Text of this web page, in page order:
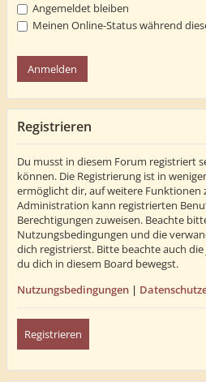
Angemeldet bleiben
Meinen Online-Status während
Registrieren
Du musst in diesem Forum registriert
können. Die Registrierung ist in
ermöglicht dir, auf weitere Funktionen
Administration kann registrierten
Berechtigungen zuweisen. Beachte
Nutzungsbedingungen und die
dich registrierst. Bitte beachte auch
du dich in diesem Board bewegst.
Nutzungsbedingungen |
Registrieren